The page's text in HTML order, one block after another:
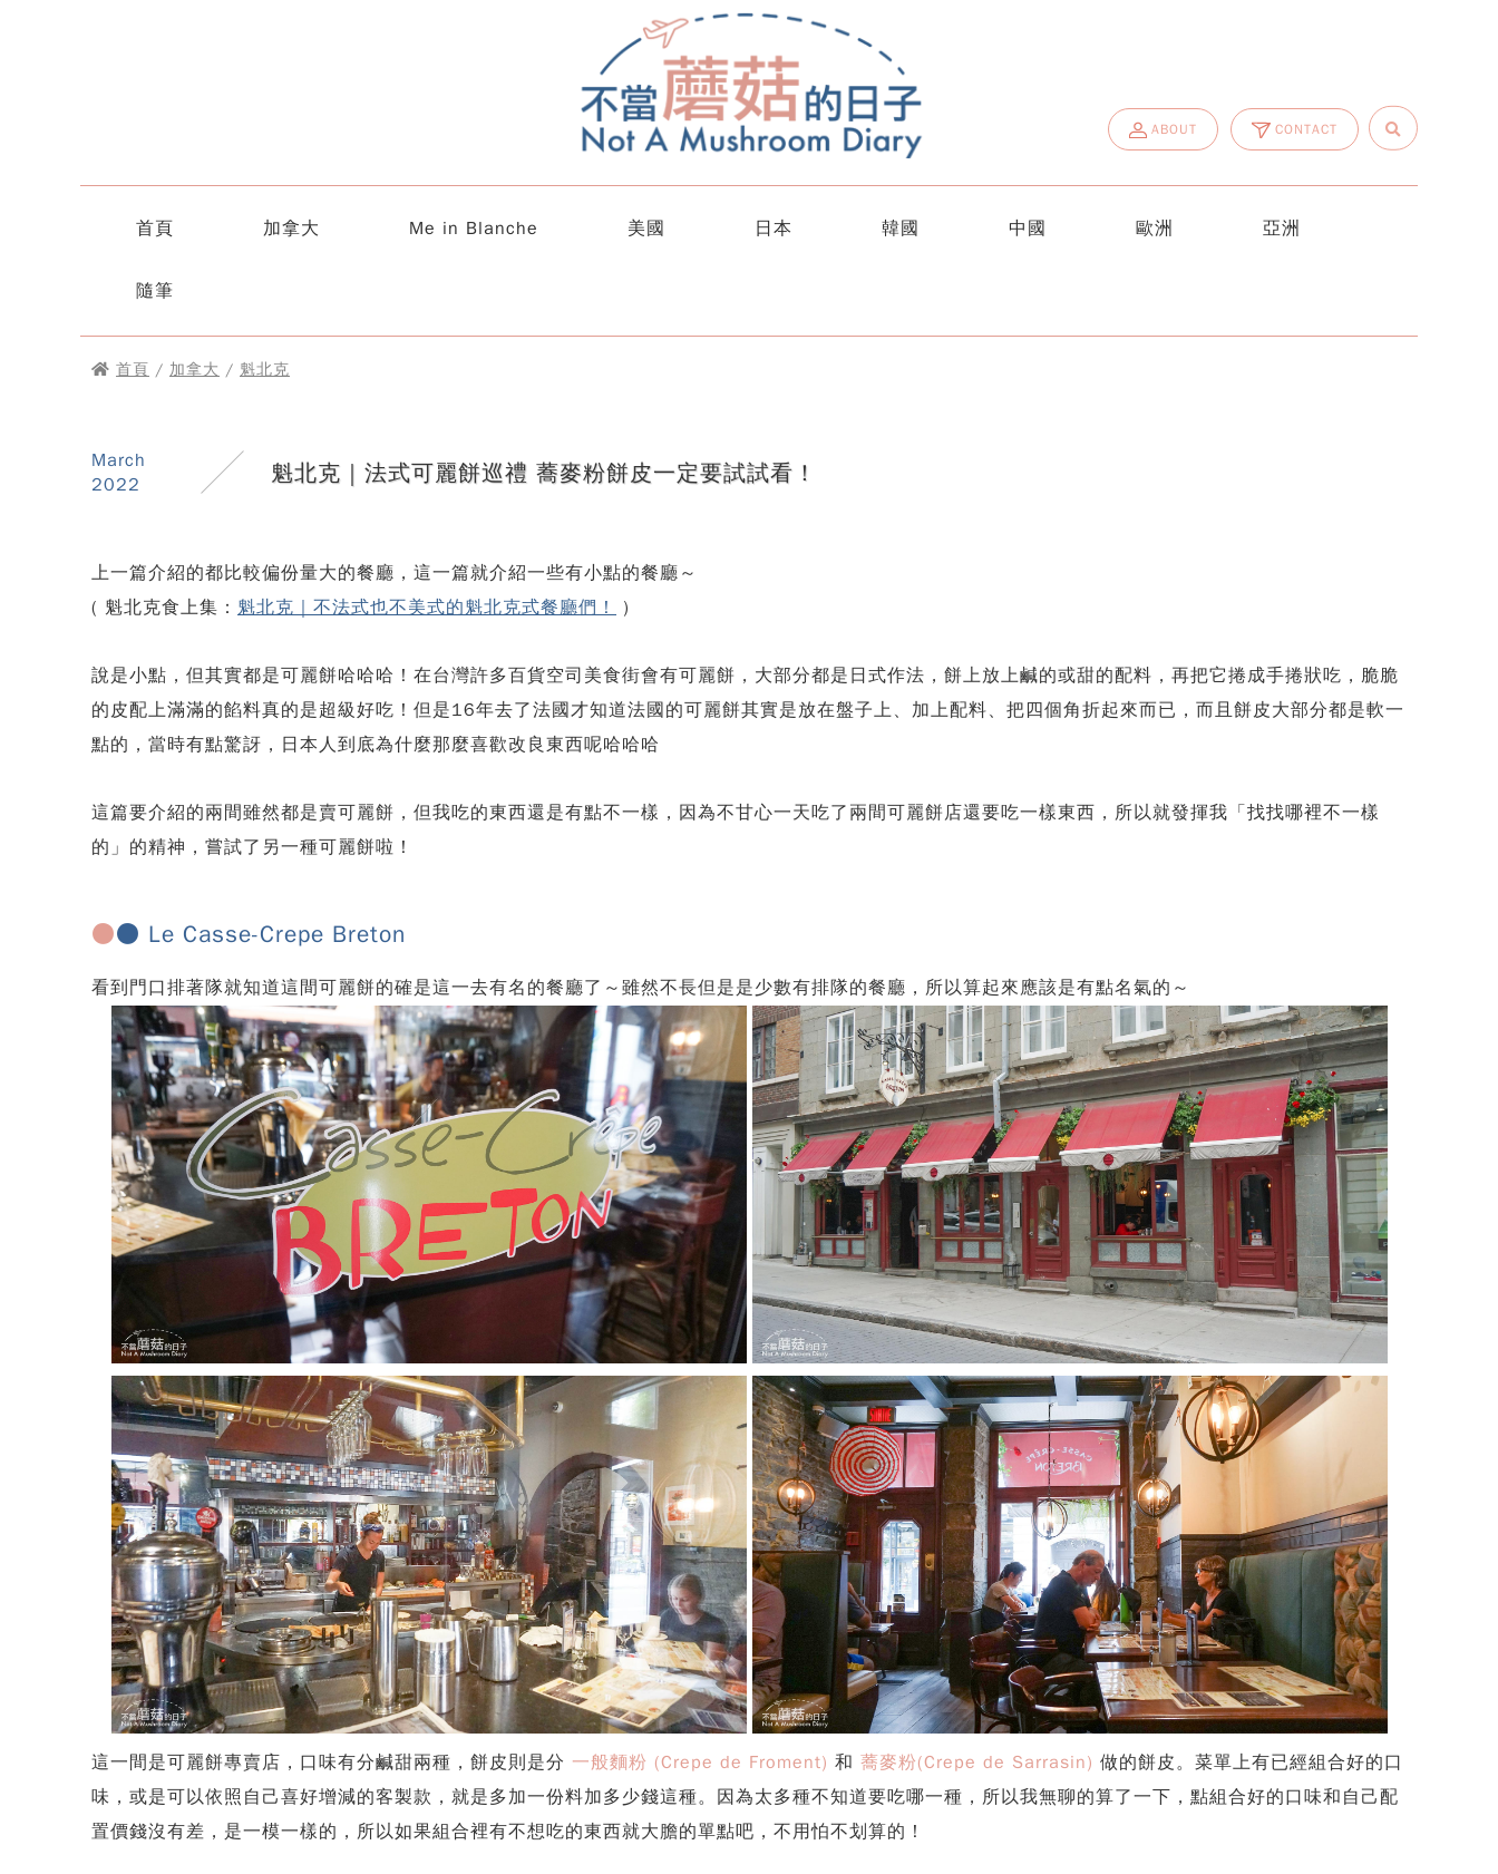
ABOUT CONTACT
首頁 加拿大 Me in Blanche 美國 日本 韓國 中國 歐洲 亞洲
隨筆
首頁 / 加拿大 / 魁北克
March
2022
魁北克｜法式可麗餅巡禮 蕎麥粉餅皮一定要試試看！
上一篇介紹的都比較偏份量大的餐廳，這一篇就介紹一些有小點的餐廳～
( 魁北克食上集： 魁北克｜不法式也不美式的魁北克式餐廳們！ )
說是小點，但其實都是可麗餅哈哈哈！在台灣許多百貨空司美食街會有可麗餅，大部分都是日式作法，餅上放上鹹的或甜的配料，再把它捲成手捲狀吃，脆脆
的皮配上滿滿的餡料真的是超級好吃！但是16年去了法國才知道法國的可麗餅其實是放在盤子上、加上配料、把四個角折起來而已，而且餅皮大部分都是軟一
點的，當時有點驚訝，日本人到底為什麼那麼喜歡改良東西呢哈哈哈
這篇要介紹的兩間雖然都是賣可麗餅，但我吃的東西還是有點不一樣，因為不甘心一天吃了兩間可麗餅店還要吃一樣東西，所以就發揮我「找找哪裡不一樣
的」的精神，嘗試了另一種可麗餅啦！
●● Le Casse-Crepe Breton
看到門口排著隊就知道這間可麗餅的確是這一去有名的餐廳了～雖然不長但是是少數有排隊的餐廳，所以算起來應該是有點名氣的～
這一間是可麗餅專賣店，口味有分鹹甜兩種，餅皮則是分 一般麵粉 (Crepe de Froment) 和 蕎麥粉(Crepe de Sarrasin) 做的餅皮。菜單上有已經組合好的口
味，或是可以依照自己喜好增減的客製款，就是多加一份料加多少錢這種。因為太多種不知道要吃哪一種，所以我無聊的算了一下，點組合好的口味和自己配
置價錢沒有差，是一模一樣的，所以如果組合裡有不想吃的東西就大膽的單點吧，不用怕不划算的！